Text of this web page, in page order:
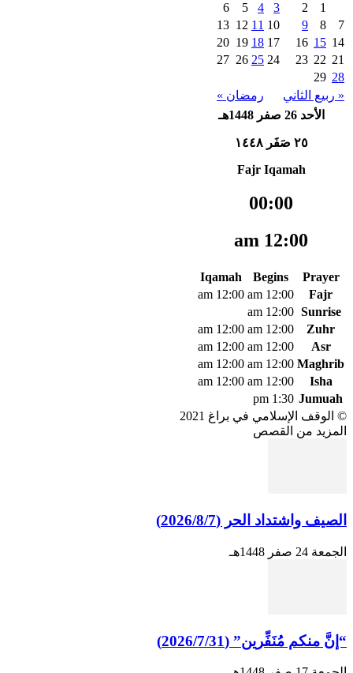
« ربيع الثاني رمضان »
1
2
3
4
5
6
7
8
9
10
11
12
13
14
15
16
17
18
19
20
21
22
23
24
25
26
27
28
29
الأحد 26 صفر 1448هـ
٢٥ صَفَر ١٤٤٨
Fajr Iqamah
00:00
12:00 am
Prayer
Begins
Iqamah
Fajr
12:00 am
12:00 am
Sunrise
12:00 am
Zuhr
12:00 am
12:00 am
Asr
12:00 am
12:00 am
Maghrib
12:00 am
12:00 am
Isha
12:00 am
12:00 am
Jumuah
1:30 pm
© الوقف الإسلامي في براغ 2021
المزيد من القصص
الصيف واشتداد الحر (2026/8/7)
الجمعة 24 صفر 1448هـ
“إنَّ منكم مُنَفِّرين” (2026/7/31)